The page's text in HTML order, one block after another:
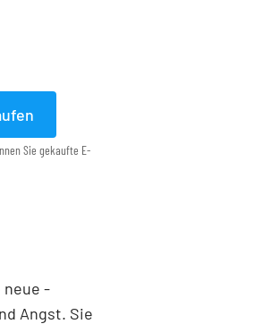
Sie gekaufte E-
neue
Angst. Sie